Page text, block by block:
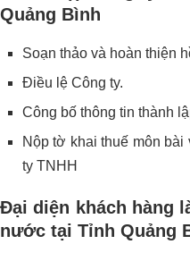
Quảng Bình
Soạn thảo và hoàn thiện
Điều lệ Công ty.
Công bố thông tin thành
Nộp tờ khai thuế môn
ty TNHH
Đại diện khách hàng
nước tại Tỉnh Quảng